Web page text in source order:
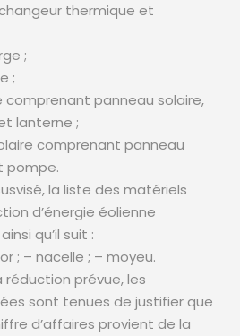
thermique et
;
;
comprenant panneau solaire,
lanterne ;
comprenant panneau
pompe.
la liste des matériels
d’énergie éolienne
qu’il suit :
; – nacelle ; – moyeu.
réduction prévue, les
sont tenues de justifier que
d’affaires provient de la